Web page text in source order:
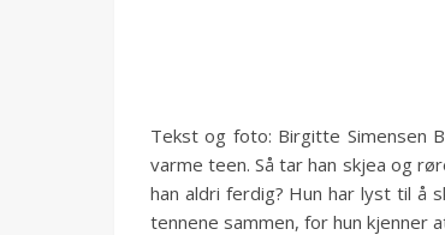
Tekst og foto: Birgitte Simensen
varme teen. Så tar han skjea og
han aldri ferdig? Hun har lyst til å
tennene sammen, for hun kjenner